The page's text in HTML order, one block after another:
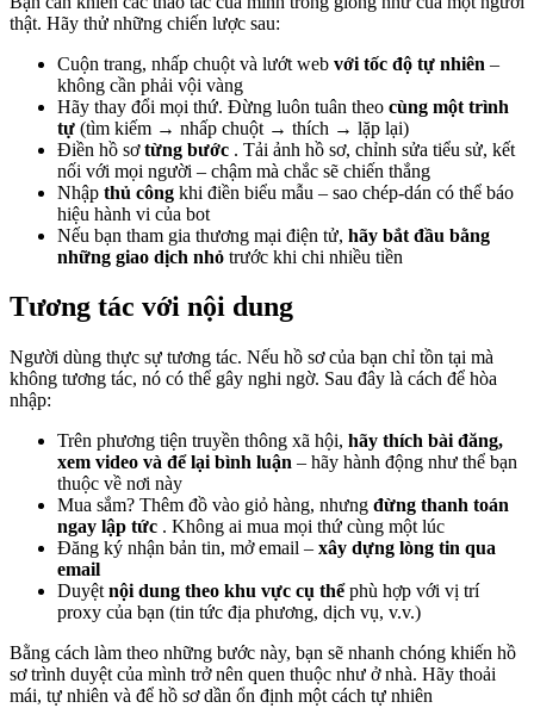
thật. Hãy thử những chiến lược sau:
Cuộn trang, nhấp chuột và lướt web với tốc độ tự nhiên –
không cần phải vội vàng
Hãy thay đổi mọi thứ. Đừng luôn tuân theo cùng một trình
tự (tìm kiếm → nhấp chuột → thích → lặp lại)
Điền hồ sơtừng bước . Tải ảnh hồ sơ, chỉnh sửa tiểu sử, kết
nối với mọi người – chậm mà chắc sẽ chiến thắng
Nhập thủ công khi điền biểu mẫu – sao chép-dán có thể báo
hiệu hành vi của bot
Nếu bạn tham gia thương mại điện tử, hãy bắt đầu bằng
những giao dịch nhỏ trước khi chi nhiều tiền
Tương tác với nội dung
Người dùng thực sự tương tác. Nếu hồ sơ của bạn chỉ tồn tại mà
không tương tác, nó có thể gây nghi ngờ. Sau đây là cách để hòa
nhập:
Trên phương tiện truyền thông xã hội, hãy thích bài đăng,
xem video và để lại bình luận – hãy hành động như thể bạn
thuộc về nơi này
Mua sắm? Thêm đồ vào giỏ hàng, nhưng đừng thanh toán
ngay lập tức . Không ai mua mọi thứ cùng một lúc
Đăng ký nhận bản tin, mở email – xây dựng lòng tin qua
email
Duyệt nội dung theo khu vực cụ thểphù hợp với vị trí
proxy của bạn (tin tức địa phương, dịch vụ, v.v.)
Bằng cách làm theo những bước này, bạn sẽ nhanh chóng khiến hồ
sơ trình duyệt của mình trở nên quen thuộc như ở nhà. Hãy thoải
mái, tự nhiên và để hồ sơ dần ổn định một cách tự nhiên